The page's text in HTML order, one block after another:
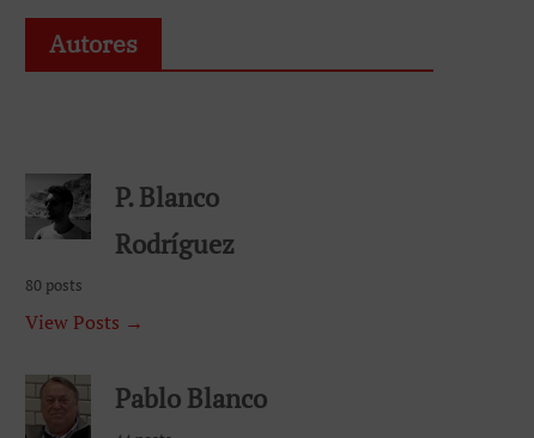
Autores
P. Blanco
Rodríguez
80 posts
View Posts →
Pablo Blanco